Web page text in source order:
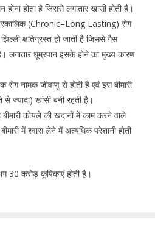
होता है जिससे लगातार खांसी होती है।
(Chronic=Long Lasting) रोग
क्षतिग्रस्त हो जाती है जिससे गैस
लगातार धूम्रपान इसके होने का मुख्य कारण
रोग नामक जीवाणु से होती है एवं इस बीमारी
ज्यादा) खांसी बनी रहती है।
कोयले की खदानों में काम करने वाले
में श्वास लेने में अत्यधिक परेशानी होती
30 करोड़ कूपिकाएं होती है।